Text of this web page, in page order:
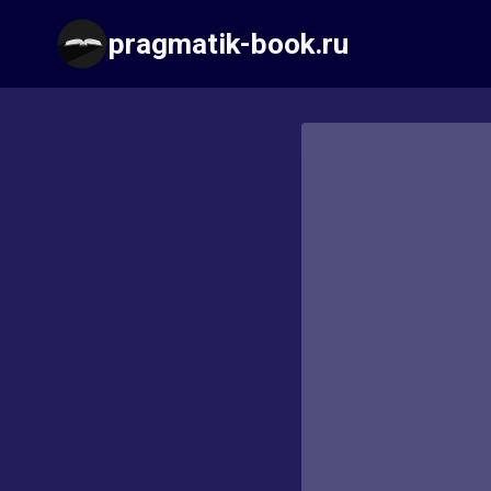
содержимому
pragmatik-book.ru